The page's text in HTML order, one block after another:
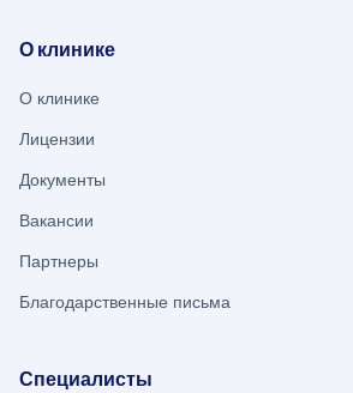
О клинике
О клинике
Лицензии
Документы
Вакансии
Партнеры
Благодарственные письма
Специалисты